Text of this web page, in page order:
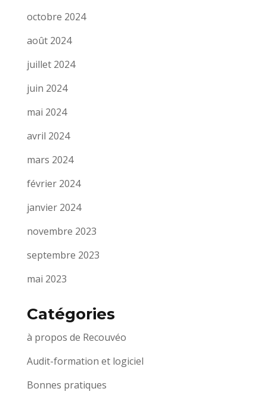
octobre 2024
août 2024
juillet 2024
juin 2024
mai 2024
avril 2024
mars 2024
février 2024
janvier 2024
novembre 2023
septembre 2023
mai 2023
Catégories
à propos de Recouvéo
Audit-formation et logiciel
Bonnes pratiques